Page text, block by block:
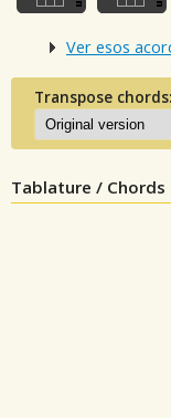
Ver esos
Transpose chords:
Tablature /